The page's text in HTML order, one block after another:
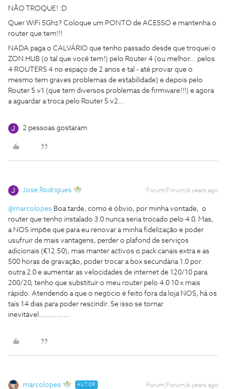
NÃO TROQUE! :D
Quer WiFi 5Ghz? Coloque um PONTO de ACESSO e mantenha o
router que tem!!!
NADA paga o CALVÁRIO que tenho passado desde que troquei o
ZON HUB (o tal que você tem!) pelo Router 4 (ou melhor… pelos
4 ROUTERS 4 no espaço de 2 anos e tal - até provar que o
mesmo tem graves problemas de estabilidade) e depois pelo
Router 5 v1 (que tem diversos problemas de firmware!!!) e agora
a aguardar a troca pelo Router 5 v2...
2 pessoas gostaram
Jose Rodrigues Forum|Forum|6 years ago
@marcolopes Boa tarde, como é óbvio, por minha vontade, o
router que tenho instalado 3.0 nunca seria trocado pelo 4.0. Mas,
a NOS impõe que para eu renovar a minha fidelização e poder
usufruir de mais vantagens, perder o plafond de serviços
adicionais (€12.50), mas manter activos o pack canais extra e as
500 horas de gravação, poder trocar a box secundária 1.0 por
outra 2.0 e aumentar as velocidades de internet de 120/10 para
200/20, tenho que substituir o meu router pelo 4.0 10 x mais
rápido. Atendendo a que o negócio é feito fora da loja NOS, há os
tais 14 dias para poder rescindir. Se isso se tornar
inevitável…………...
marcolopes AUTOR Forum|Forum|6 years ago